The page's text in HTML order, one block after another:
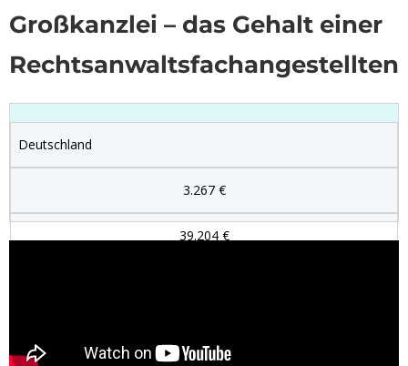
Großkanzlei – das Gehalt einer
Rechtsanwaltsfachangestellten
Deutschland
3.267 €
39.204 €